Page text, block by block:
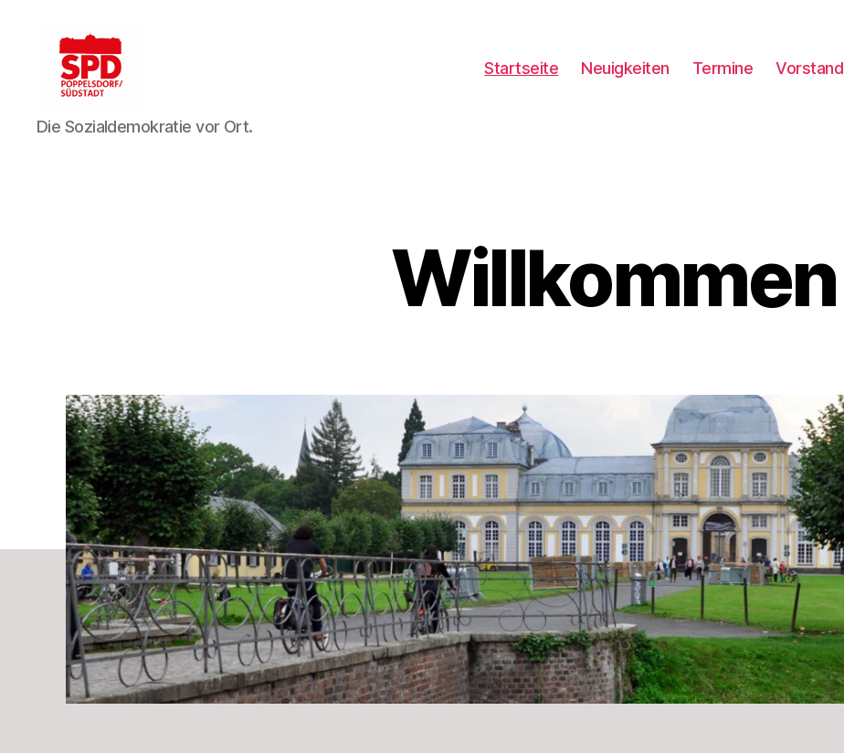
SPD
Bonn-
Die Sozialdemokratie vor Ort.
Startseite Neuigkeiten Termine Vorstand
Willkommen